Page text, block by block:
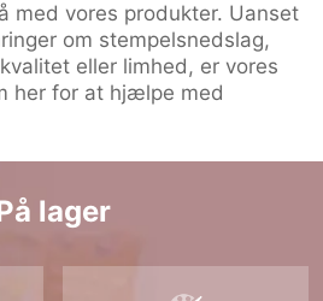
med vores produkter. Uanset
om stempelsnedslag,
eller limhed, er vores
her for at hjælpe med
lager